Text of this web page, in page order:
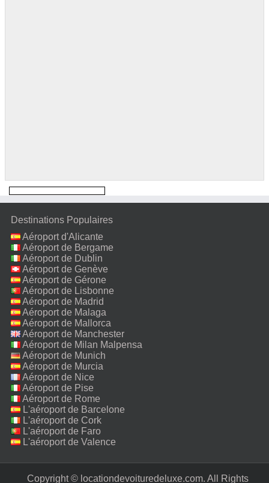
Destinations Populaires
Aéroport d'Alicante
Aéroport de Bergame
Aéroport de Dublin
Aéroport de Genève
Aéroport de Gérone
Aéroport de Lisbonne
Aéroport de Madrid
Aéroport de Malaga
Aéroport de Mallorca
Aéroport de Manchester
Aéroport de Milan Malpensa
Aéroport de Munich
Aéroport de Murcia
Aéroport de Nice
Aéroport de Pise
Aéroport de Rome
Fiumicino
L'aéroport de Barcelone
L'aéroport de Cork
L'aéroport de Faro
L'aéroport de Valence
Copyright © locationdevoituredeluxe.com. All Rights